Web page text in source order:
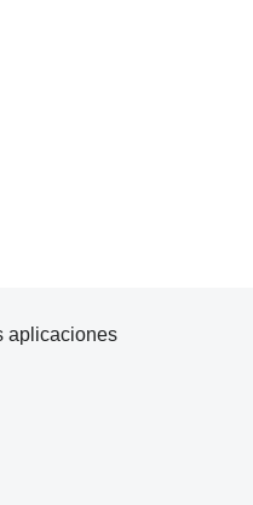
aplicaciones